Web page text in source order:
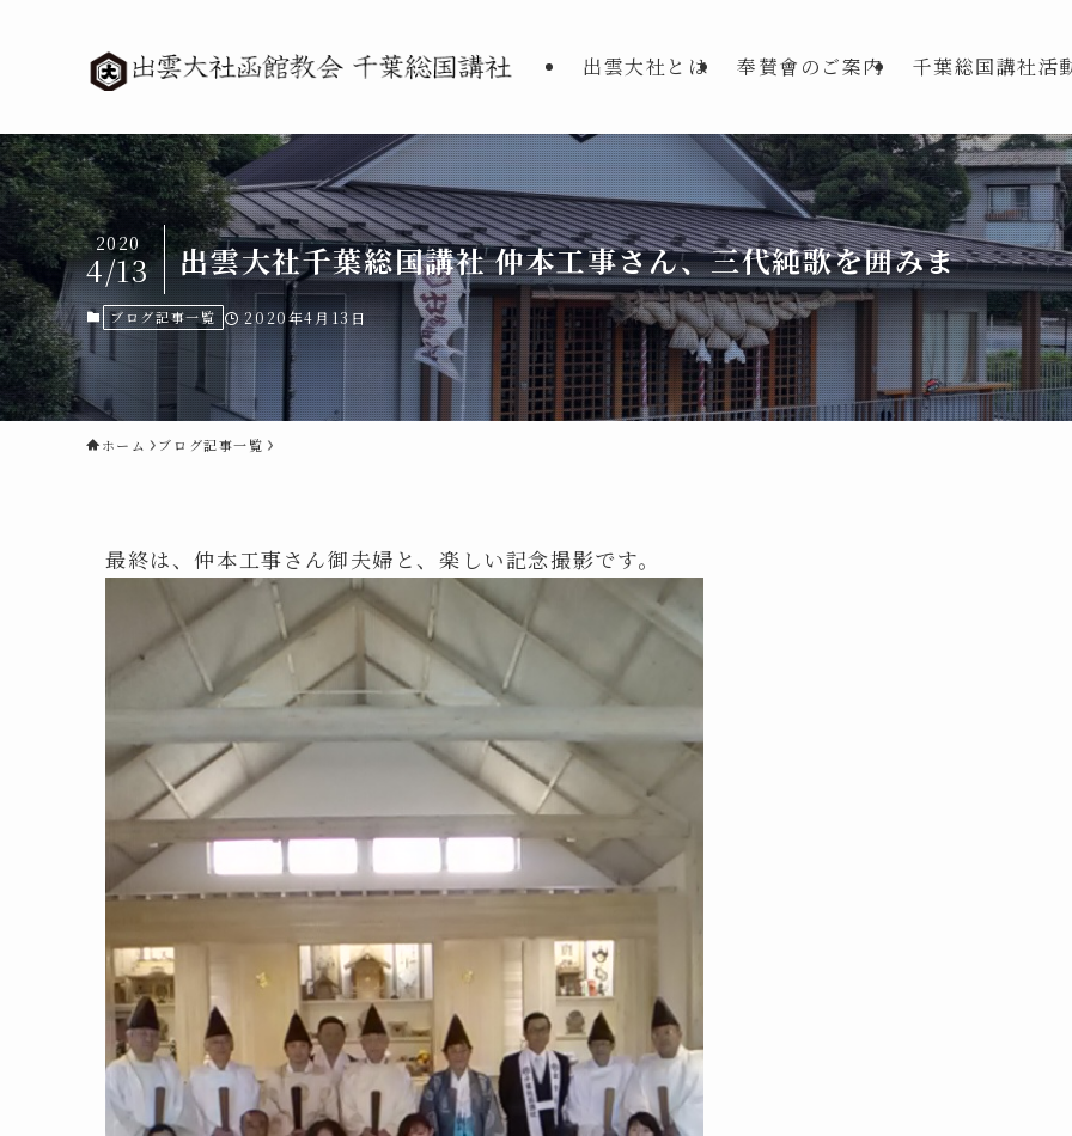
出雲大社とは 奉賛會のご案内 千葉総国講社活
出雲大社千葉総国講社 仲本工事さん、三代純歌を囲みま
2020
4/13
ブログ記事一覧 2020年4月13日
ホーム ブログ記事一覧
最終は、仲本工事さん御夫婦と、楽しい記念撮影です。